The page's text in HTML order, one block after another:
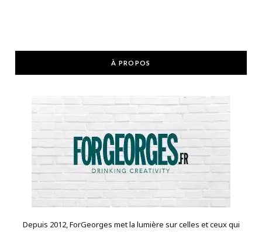
À PROPOS
Depuis 2012, ForGeorges met la lumière sur celles et ceux qui